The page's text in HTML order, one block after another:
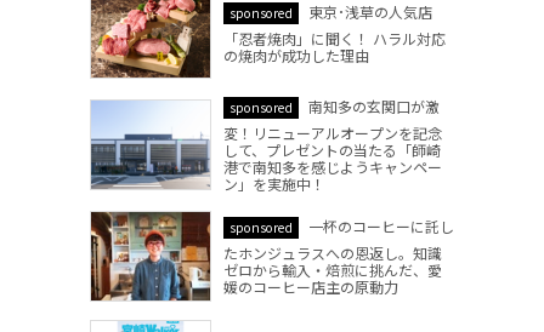
sponsored
東京･浅草の人気店
「忍者焼肉」に聞く！ ハラル対応
の焼肉が成功した理由
sponsored
南知多の玄関口が激
変！リニューアルオープンを記念
して、プレゼントの当たる「師崎
港で南知多を感じようキャンペー
ン」を実施中！
sponsored
一杯のコーヒーに託し
たホンジュラスへの恩返し。知識
ゼロから輸入・焙煎に挑んだ、愛
媛のコーヒー店主の原動力